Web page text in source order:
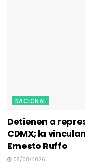
NACIONAL
Detienen a
CDMX; la
Ernesto Ruffo
08/08/2026